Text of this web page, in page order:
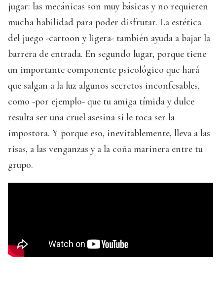
jugar: las mecánicas son muy básicas y no requieren
mucha habilidad para poder disfrutar. La estética
del juego -cartoon y ligera- también ayuda a bajar la
barrera de entrada. En segundo lugar, porque tiene
un importante componente psicológico que hará
que salgan a la luz algunos secretos inconfesables,
como -por ejemplo- que tu amiga tímida y dulce
resulta ser una cruel asesina si le toca ser la
impostora. Y porque eso, inevitablemente, lleva a las
risas, a las venganzas y a la coña marinera entre tu
grupo.